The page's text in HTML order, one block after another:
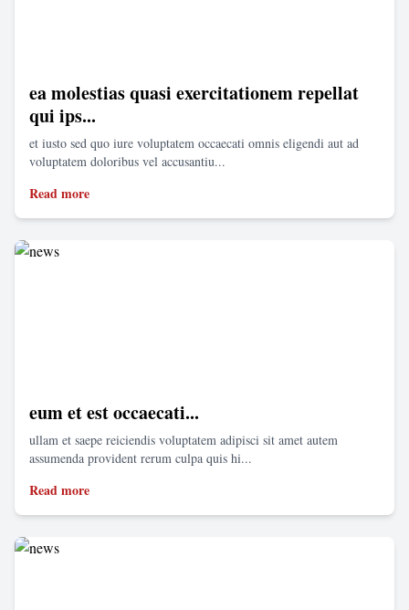
ea molestias quasi exercitationem repellat
qui ips...
et iusto sed quo iure voluptatem occaecati omnis eligendi aut ad
voluptatem doloribus vel accusantiu...
Read more
eum et est occaecati...
ullam et saepe reiciendis voluptatem adipisci sit amet autem
assumenda provident rerum culpa quis hi...
Read more